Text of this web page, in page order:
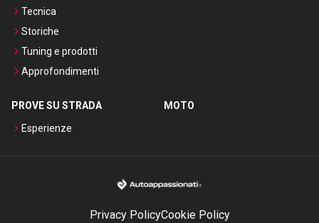
Tecnica
Storiche
Tuning e prodotti
Approfondimenti
PROVE SU STRADA
Esperienze
MOTO
Privacy PolicyCookie Policy